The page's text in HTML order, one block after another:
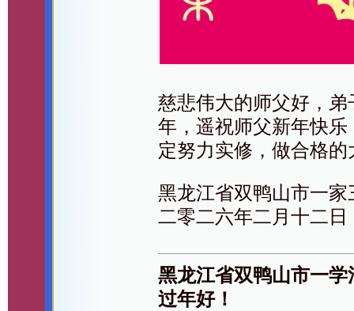
慈悲伟大的师父好，
年，遥祝师父新年快
定努力实修，做合格
黑龙江省双鸭山市一家
二零二六年二月十二日
黑龙江省双鸭山市一
过年好！